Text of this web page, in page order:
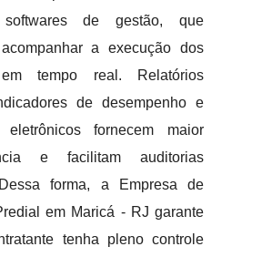
de gestão, que
a execução dos
tempo real. Relatórios
de desempenho e
eletrônicos fornecem maior
e facilitam auditorias
forma, a Empresa de
em Maricá - RJ garante
tenha pleno controle